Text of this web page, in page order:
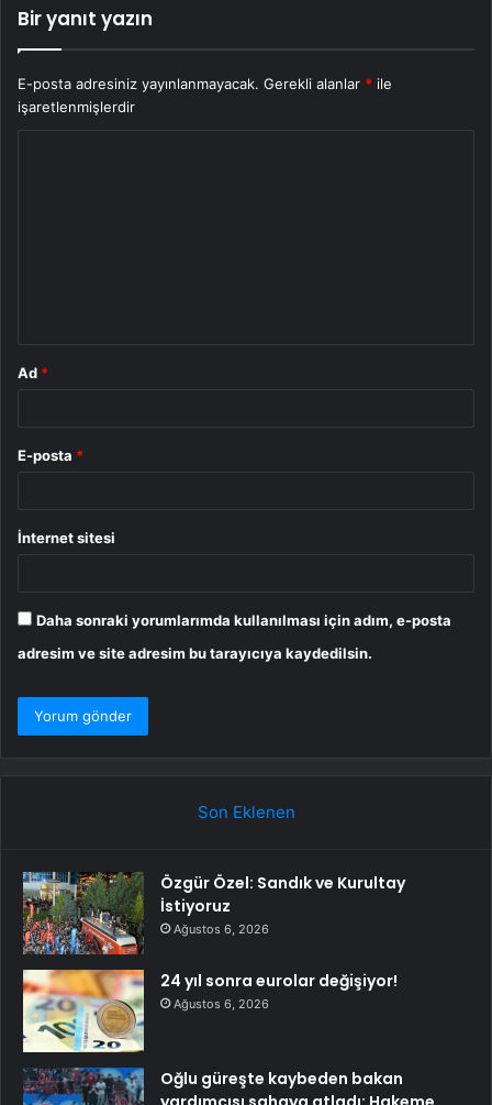
Bir yanıt yazın
E-posta adresiniz yayınlanmayacak. Gerekli alanlar * ile
işaretlenmişlerdir
Ad *
E-posta *
İnternet sitesi
Daha sonraki yorumlarımda kullanılması için adım, e-posta
adresim ve site adresim bu tarayıcıya kaydedilsin.
Son Eklenen
Özgür Özel: Sandık ve Kurultay
İstiyoruz
Ağustos 6, 2026
24 yıl sonra eurolar değişiyor!
Ağustos 6, 2026
Oğlu güreşte kaybeden bakan